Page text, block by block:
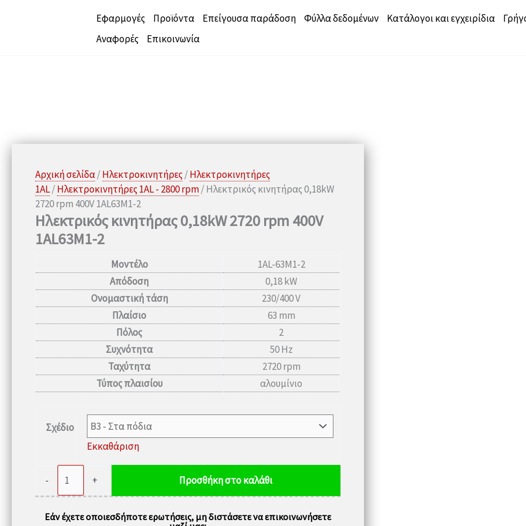
Εφαρμογές Προϊόντα Επείγουσα παράδοση Φύλλα δεδομένων Κατάλογοι και εγχειρίδια
Αναφορές
Επικοινωνία
Αρχική σελίδα/Ηλεκτροκινητήρες/Ηλεκτροκινητήρες
1AL/Ηλεκτροκινητήρες 1AL - 2800 rpm/ Ηλεκτρικός κινητήρας 0,18kW
2720 rpm 400V 1AL63M1-2
Ηλεκτρικός κινητήρας 0,18kW 2720 rpm 400V
1AL63M1-2
Μοντέλο
1AL-63M1-2
Απόδοση
0,18 kW
Ονομαστική τάση
230/400 V
Πλαίσιο
63 mm
Πόλος
2
Συχνότητα
50 Hz
Ταχύτητα
2720 rpm
Τύπος πλαισίου
αλουμίνιο
Σχέδιο
Εκκαθάριση
-
2720
+ Προσθήκη στο καλάθι
Εάν έχετε οποιεσδήποτε ερωτήσεις, μη διστάσετε να επικοινωνήσετε